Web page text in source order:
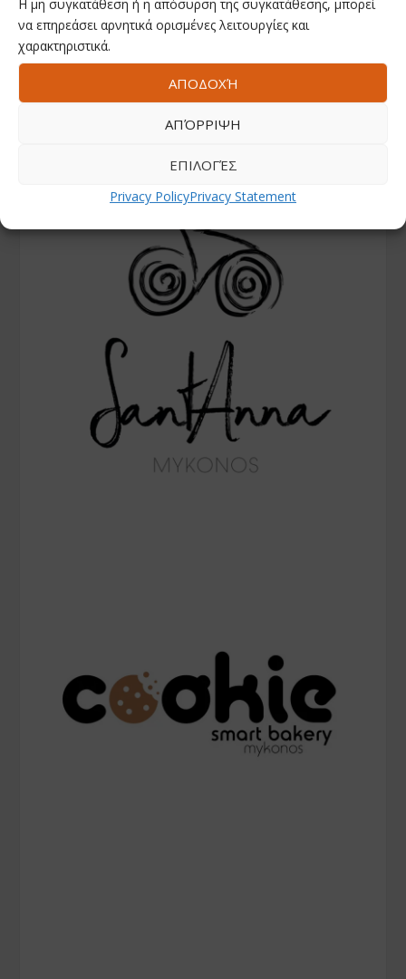
Η μη συγκατάθεση ή η απόσυρση της συγκατάθεσης, μπορεί
να επηρεάσει αρνητικά ορισμένες λειτουργίες και
χαρακτηριστικά.
ΑΠΟΔΟΧΉ
ΑΠΌΡΡΙΨΗ
ΕΠΙΛΟΓΈΣ
Privacy PolicyPrivacy Statement